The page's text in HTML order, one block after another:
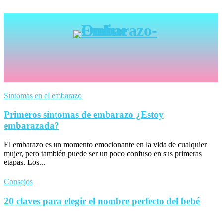
Síntomas en el embarazo
Primeros síntomas de embarazo ¿Estoy
embarazada?
El embarazo es un momento emocionante en la vida de cualquier
mujer, pero también puede ser un poco confuso en sus primeras
etapas. Los...
Consejos
20 claves para elegir el nombre perfecto del bebé